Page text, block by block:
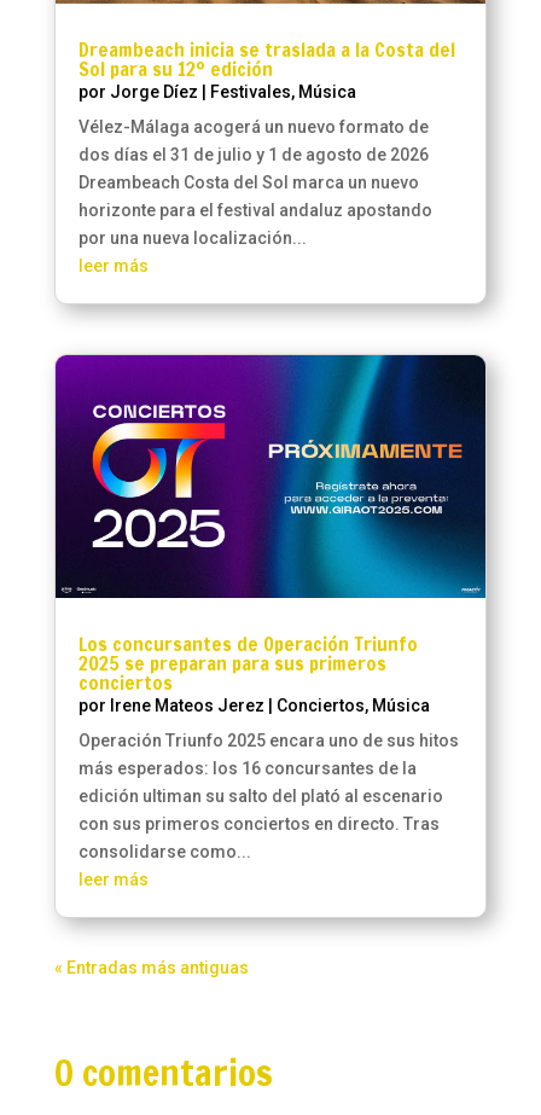
Dreambeach inicia se traslada a la Costa del
Sol para su 12º edición
por Jorge Díez | Festivales, Música
Vélez-Málaga acogerá un nuevo formato de
dos días el 31 de julio y 1 de agosto de 2026
Dreambeach Costa del Sol marca un nuevo
horizonte para el festival andaluz apostando
por una nueva localización...
leer más
Los concursantes de Operación Triunfo
2025 se preparan para sus primeros
conciertos
por Irene Mateos Jerez Conciertos, Música
Operación Triunfo 2025 encara uno de sus hitos
más esperados: los 16 concursantes de la
edición ultiman su salto del plató al escenario
con sus primeros conciertos en directo. Tras
consolidarse como...
leer más
« Entradas más antiguas
0 comentarios